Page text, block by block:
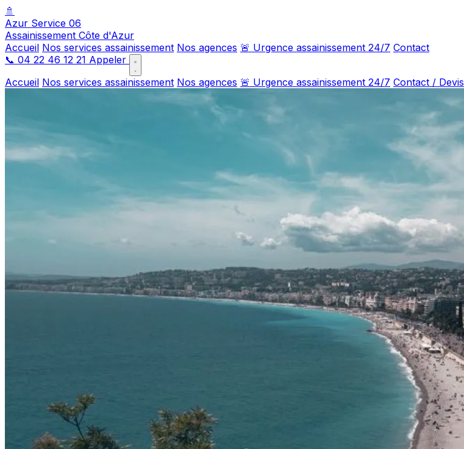
🚿
Azur Service 06
Assainissement Côte d'Azur
Accueil Nos services assainissement Nos agences 🚨 Urgence assainissement 24/7 Contact
📞 04 22 46 12 21 Appeler
Accueil Nos services assainissement Nos agences 🚨 Urgence assainissement 24/7 Contact / Devis